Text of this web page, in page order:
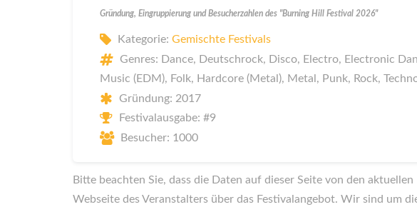
Gründung, Eingruppierung und Besucherzahlen des "Burning Hill Festival 2026"
Kategorie: Gemischte Festivals
Genres: Dance, Deutschrock, Disco, Electro, Electronic
Music (EDM), Folk, Hardcore (Metal), Metal, Punk, Rock,
Gründung: 2017
Festivalausgabe: #9
Besucher: 1000
Bitte beachten Sie, dass die Daten auf dieser Seite von den
Webseite des Veranstalters über das Festivalangebot. Wir sind um